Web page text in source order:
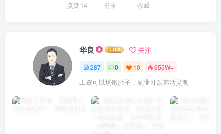
点赞14 分享 收藏
华良 关注
287 0 10 655W+
工资可以填饱肚子，副业可以养活灵魂